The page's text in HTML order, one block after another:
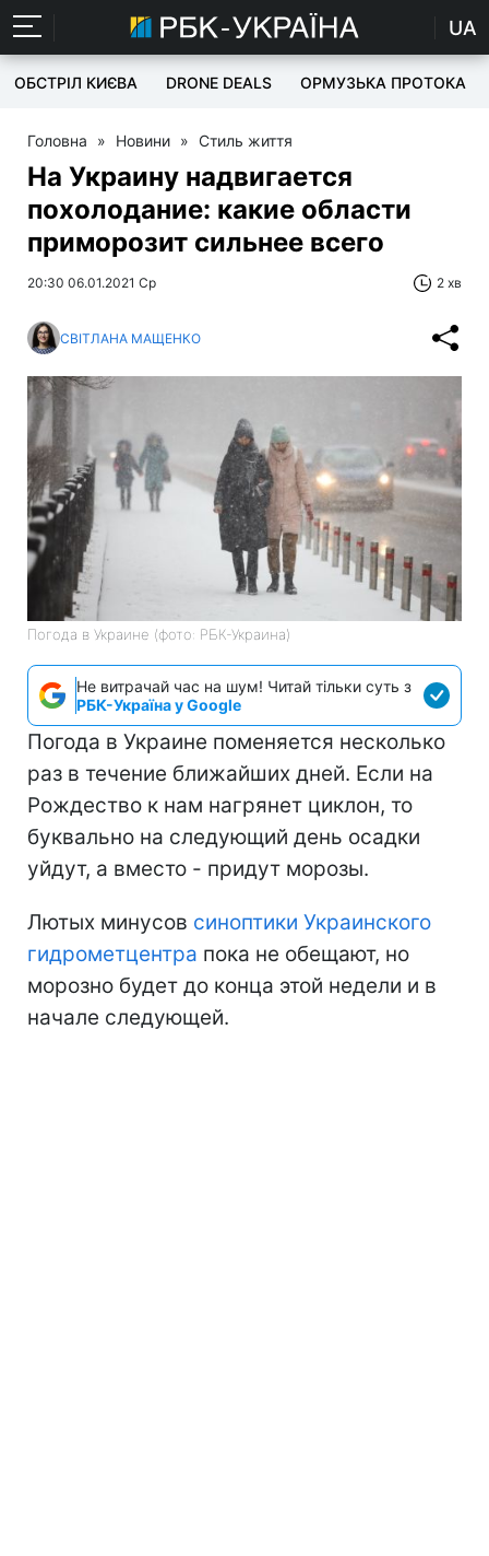
UA
ОБСТРІЛ КИЄВА DRONE DEALS ОРМУЗЬКА ПРОТОКА
Головна » Новини » Стиль життя
На Украину надвигается
похолодание: какие области
приморозит сильнее всего
20:30 06.01.2021 Ср 2 хв
СВІТЛАНА МАЩЕНКО
Погода в Украине (фото: РБК-Украина)
Не витрачай час на шум! Читай тільки суть з
РБК-Україна у Google
Погода в Украине поменяется несколько
раз в течение ближайших дней. Если на
Рождество к нам нагрянет циклон, то
буквально на следующий день осадки
уйдут, а вместо - придут морозы.
Лютых минусов синоптики Украинского
гидрометцентра пока не обещают, но
морозно будет до конца этой недели и в
начале следующей.